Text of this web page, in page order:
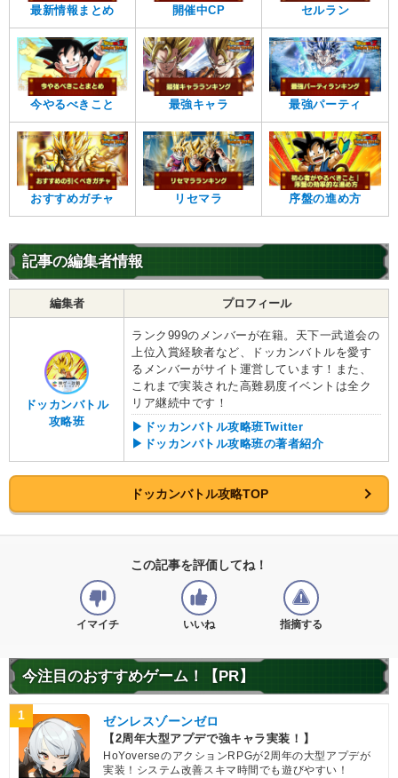
最新情報まとめ 開催中CP セルラン
今やるべきこと 最強キャラ 最強パーティ
おすすめガチャ リセマラ 序盤の進め方
記事の編集者情報
編集者 プロフィール
ドッカンバトル
攻略班
ランク999のメンバーが在籍。天下一武道会の
上位入賞経験者など、ドッカンバトルを愛す
るメンバーがサイト運営しています！また、
これまで実装された高難易度イベントは全ク
リア継続中です！
▶ドッカンバトル攻略班Twitter
▶ドッカンバトル攻略班の著者紹介
ドッカンバトル攻略TOP
この記事を評価してね！
イマイチ いいね 指摘する
今注目のおすすめゲーム！【PR】
1 ゼンレスゾーンゼロ
【2周年大型アプデで強キャラ実装！】
HoYoverseのアクションRPGが2周年の大型アプデが
実装！システム改善スキマ時間でも遊びやすい！